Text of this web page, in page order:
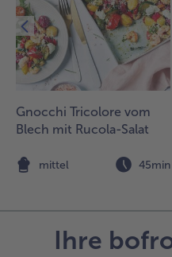
und
Nun
vom
nehmen.
den
die
Gnocchi Tricolore vom
Blech mit Rucola-Salat
mittel 45min
Ihre